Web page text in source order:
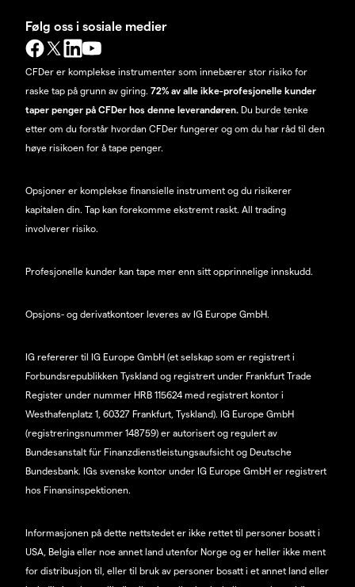
Følg oss i sosiale medier
CFDer er komplekse instrumenter som innebærer stor risiko for
raske tap på grunn av giring. 72% av alle ikke-profesjonelle kunder
taper penger på CFDer hos denne leverandøren. Du burde tenke
etter om du forstår hvordan CFDer fungerer og om du har råd til den
høye risikoen for å tape penger.
Opsjoner er komplekse finansielle instrument og du risikerer
kapitalen din. Tap kan forekomme ekstremt raskt. All trading
involverer risiko.
Profesjonelle kunder kan tape mer enn sitt opprinnelige innskudd.
Opsjons- og derivatkontoer leveres av IG Europe GmbH.
IG refererer til IG Europe GmbH (et selskap som er registrert i
Forbundsrepublikken Tyskland og registrert under Frankfurt Trade
Register under nummer HRB 115624 med registrert kontor i
Westhafenplatz 1, 60327 Frankfurt, Tyskland). IG Europe GmbH
(registreringsnummer 148759) er autorisert og regulert av
Bundesanstalt für Finanzdienstleistungsaufsicht og Deutsche
Bundesbank. IGs svenske kontor under IG Europe GmbH er registrert
hos Finansinspektionen.
Informasjonen på dette nettstedet er ikke rettet til personer bosatt i
USA, Belgia eller noe annet land utenfor Norge og er heller ikke ment
for distribusjon til, eller til bruk av personer bosatt i et annet land eller